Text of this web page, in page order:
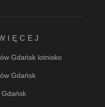
Gdańsk lotnisko
Gdańsk
Gdańsk